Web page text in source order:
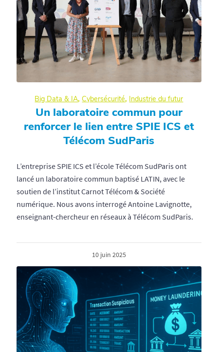
Big Data & IA,Cybersécurité, Industrie du futur
Un laboratoire commun pour
renforcer le lien entre SPIE ICS et
Télécom SudParis
L’entreprise SPIE ICS et l’école Télécom SudParis ont
lancé un laboratoire commun baptisé LATIN, avec le
soutien de l’institut Carnot Télécom & Société
numérique. Nous avons interrogé Antoine Lavignotte,
enseignant-chercheur en réseaux à Télécom SudParis.
10 juin 2025